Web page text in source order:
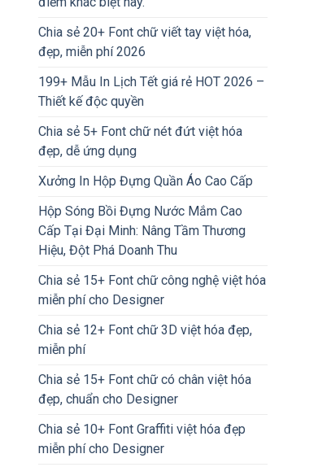
Chia sẻ 20+ Font chữ viết tay việt hóa,
đẹp, miễn phí 2026
199+ Mẫu In Lịch Tết giá rẻ HOT 2026 –
Thiết kế độc quyền
Chia sẻ 5+ Font chữ nét đứt việt hóa
đẹp, dễ ứng dụng
Xưởng In Hộp Đựng Quần Áo Cao Cấp
Hộp Sóng Bồi Đựng Nước Mắm Cao
Cấp Tại Đại Minh: Nâng Tầm Thương
Hiệu, Đột Phá Doanh Thu
Chia sẻ 15+ Font chữ công nghệ việt hóa
miễn phí cho Designer
Chia sẻ 12+ Font chữ 3D việt hóa đẹp,
miễn phí
Chia sẻ 15+ Font chữ có chân việt hóa
đẹp, chuẩn cho Designer
Chia sẻ 10+ Font Graffiti việt hóa đẹp
miễn phí cho Designer